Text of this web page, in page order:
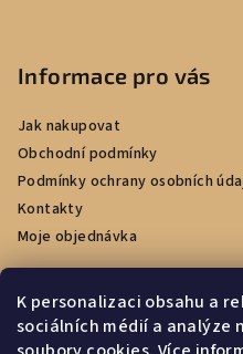
K personalizaci obsahu a
sociálních médií a analýze
Informace pro vás
Jak nakupovat
Obchodní podmínky
Podmínky ochrany osobních
Kontakty
Moje objednávka
Facebook